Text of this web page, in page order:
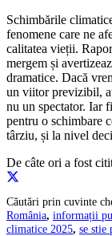
Schimbările
fenomene care ne
calitatea vieții.
mergem și
dramatice. Dacă
un viitor previzibil,
nu un spectator. Iar
pentru o schimbare
târziu, și la nivel
De câte ori a fost
Căutări prin cuvinte
România, informații
climatice 2025, se stie